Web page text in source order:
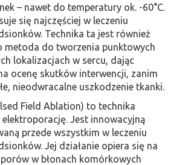
– nawet do temperatury ok. -60°C.
się najczęściej w leczeniu
Technika ta jest również
metoda do tworzenia punktowych
lokalizacjach w sercu, dając
ocenę skutków interwencji, zanim
nieodwracalne uszkodzenie tkanki.
Field Ablation) to technika
Jest innowacyjną
przede wszystkim w leczeniu
Jej działanie opiera się na
w błonach komórkowych